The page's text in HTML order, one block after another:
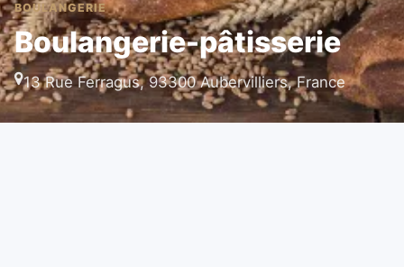
BOULANGERIE
Boulangerie-pâtisserie
13 Rue Ferragus, 93300 Aubervilliers, France